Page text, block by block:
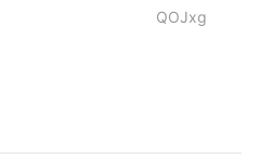
QOJxg